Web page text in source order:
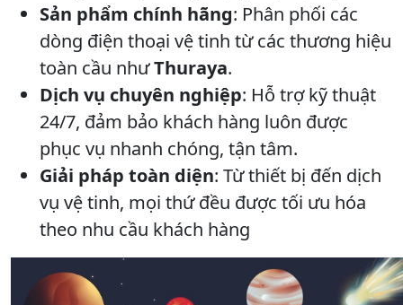
Sản phẩm chính hãng: Phân phối các
dòng điện thoại vệ tinh từ các thương hiệu
toàn cầu nhưThuraya.
Dịch vụ chuyên nghiệp: Hỗ trợ kỹ thuật
24/7, đảm bảo khách hàng luôn được
phục vụ nhanh chóng, tận tâm.
Giải pháp toàn diện: Từ thiết bị đến dịch
vụ vệ tinh, mọi thứ đều được tối ưu hóa
theo nhu cầu khách hàng